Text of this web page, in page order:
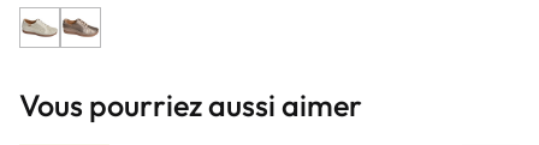
Vous pourriez aussi aimer